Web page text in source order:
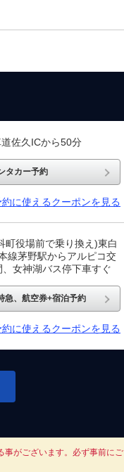
佐久ICから50分
タカー予約
に使えるクーポンを見る
町役場前で乗り換え)東白
線茅野駅からアルピコ交
女神湖バス停下車すぐ
急、航空券+宿泊予約
に使えるクーポンを見る
がございます。必ず事前にご